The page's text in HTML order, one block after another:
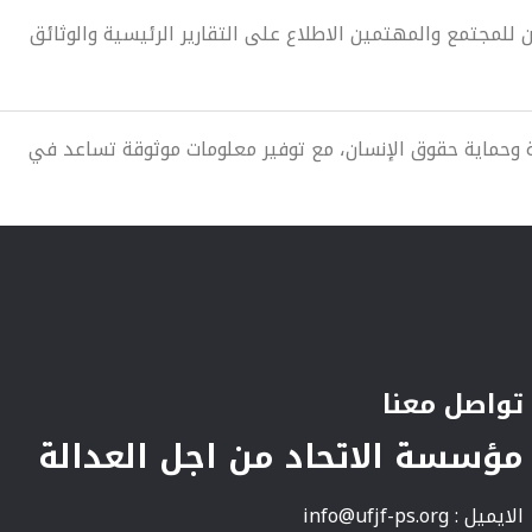
والمهتمين الاطلاع على التقارير الرئيسية والوثائق
حقوق الإنسان، مع توفير معلومات موثوقة تساعد في
تواصل معنا
مؤسسة الاتحاد من اجل العدالة
الايميل :info@ufjf-ps.org